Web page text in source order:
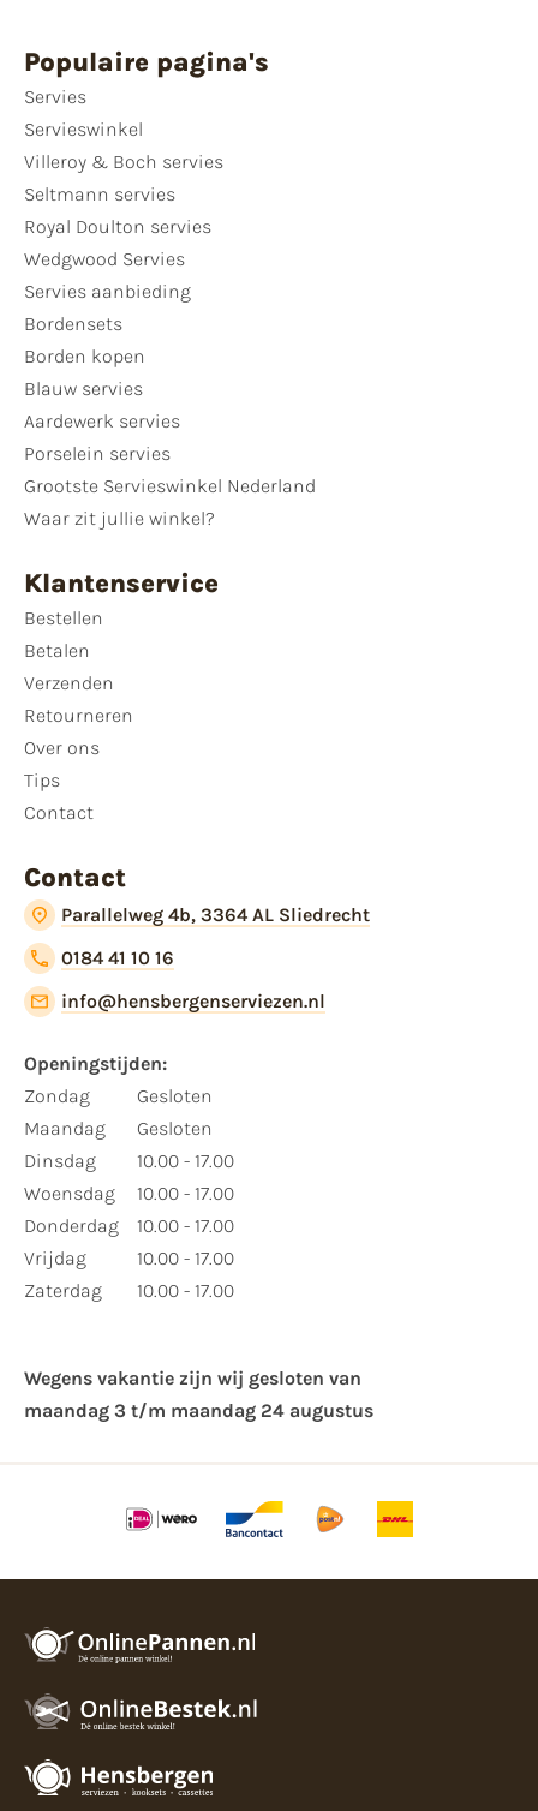
Populaire pagina's
Servies
Servieswinkel
Villeroy & Boch servies
Seltmann servies
Royal Doulton servies
Wedgwood Servies
Servies aanbieding
Bordensets
Borden kopen
Blauw servies
Aardewerk servies
Porselein servies
Grootste Servieswinkel Nederland
Waar zit jullie winkel?
Klantenservice
Bestellen
Betalen
Verzenden
Retourneren
Over ons
Tips
Contact
Contact
Parallelweg 4b, 3364 AL Sliedrecht
0184 41 10 16
info@hensbergenserviezen.nl
Openingstijden:
Zondag
Maandag
Dinsdag
Woensdag
Donderdag
Vrijdag
Zaterdag
Gesloten
Gesloten
10.00 - 17.00
10.00 - 17.00
10.00 - 17.00
10.00 - 17.00
10.00 - 17.00
Wegens vakantie zijn wij gesloten van ​
maandag 3 t/m maandag 24 augustus